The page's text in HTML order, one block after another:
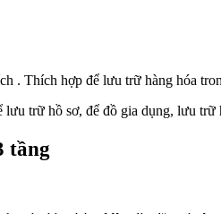
. Thích hợp để lưu trữ hàng hóa
trữ hồ sơ, để đồ gia dụng, lưu
tầng